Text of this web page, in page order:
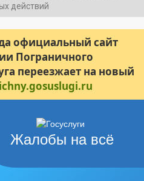
действий
официальный сайт
Пограничного
переезжает на новый
Жалобы на всё